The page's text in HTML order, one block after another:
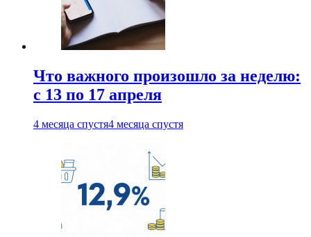
Что важного произошло за неделю:
с 13 по 17 апреля
4 месяца спустя4 месяца спустя